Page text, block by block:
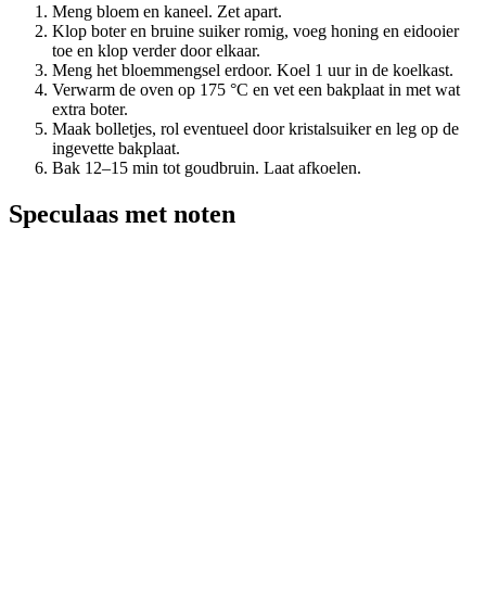
Meng bloem en kaneel. Zet apart.
Klop boter en bruine suiker romig, voeg honing en eidooier
toe en klop verder door elkaar.
Meng het bloemmengsel erdoor. Koel 1 uur in de koelkast.
Verwarm de oven op 175 °C en vet een bakplaat in met wat
extra boter.
Maak bolletjes, rol eventueel door kristalsuiker en leg op de
ingevette bakplaat.
Bak 12–15 min tot goudbruin. Laat afkoelen.
Speculaas met noten